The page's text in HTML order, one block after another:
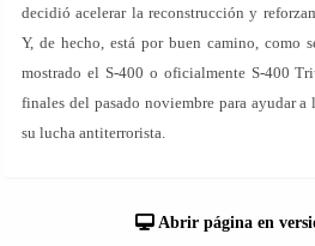
decidió acelerar la reconstrucción y
Y, de hecho, está por buen camino, como
mostrado el S-400 o oficialmente S-400
finales del pasado noviembre para ayudar a
su lucha antiterrorista.
Abrir página en